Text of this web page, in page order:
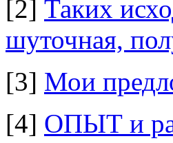
[2] Таких
шуточная,
[3] Мои
[4] ОПЫТ и